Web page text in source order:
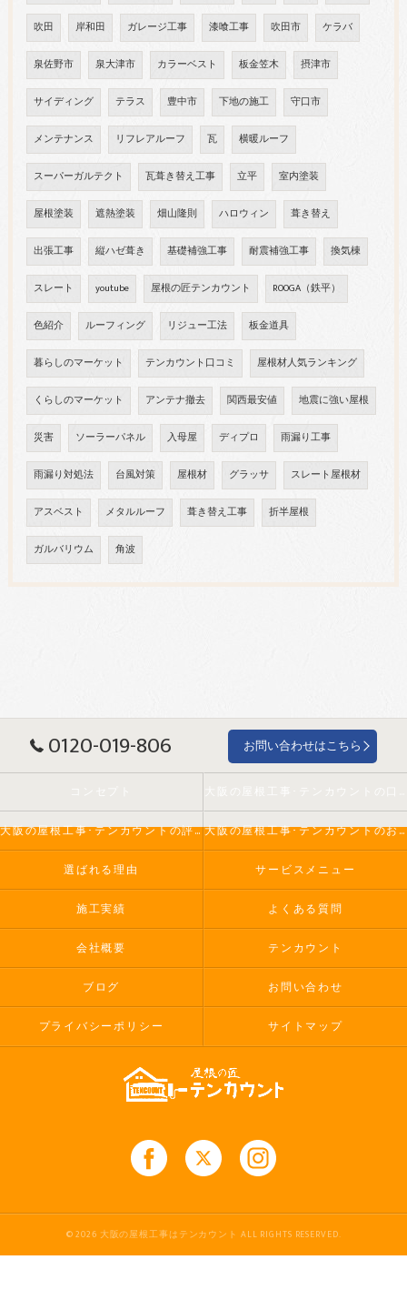
吹田 岸和田 ガレージ工事 漆喰工事 吹田市 ケラバ
泉佐野市 泉大津市 カラーベスト 板金笠木 摂津市
サイディング テラス 豊中市 下地の施工 守口市
メンテナンス リフレアルーフ 瓦 横暖ルーフ
スーパーガルテクト 瓦葺き替え工事 立平 室内塗装
屋根塗装 遮熱塗装 畑山隆則 ハロウィン 葺き替え
出張工事 縦ハゼ葺き 基礎補強工事 耐震補強工事 換気棟
スレート youtube 屋根の匠テンカウント ROOGA（鉄平）
色紹介 ルーフィング リジュー工法 板金道具
暮らしのマーケット テンカウント口コミ 屋根材人気ランキング
くらしのマーケット アンテナ撤去 関西最安値 地震に強い屋根
災害 ソーラーパネル 入母屋 ディプロ 雨漏り工事
雨漏り対処法 台風対策 屋根材 グラッサ スレート屋根材
アスベスト メタルルーフ 葺き替え工事 折半屋根
ガルバリウム 角波
0120-019-806 お問い合わせはこちら
コンセプト
大阪の屋根工事･テンカウントの評判 大阪の屋根工事･テンカウントのお客様の声
選ばれる理由 サービスメニュー
施工実績 よくある質問
会社概要 テンカウント
ブログ お問い合わせ
プライバシーポリシー サイトマップ
© 2026 大阪の屋根工事はテンカウント ALL RIGHTS RESERVED.